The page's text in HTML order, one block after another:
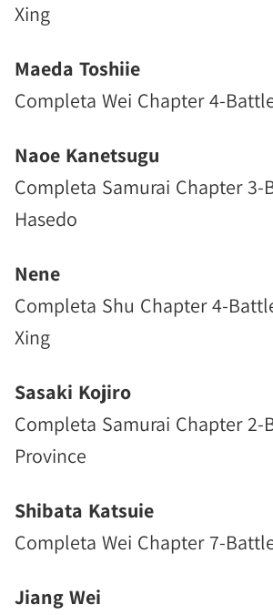
Xing
Maeda Toshiie
Completa Wei Chapter 4-
Naoe Kanetsugu
Completa Samurai Chapter 3-
Hasedo
Nene
Completa Shu Chapter 4-
Xing
Sasaki Kojiro
Completa Samurai Chapter 2-
Province
Shibata Katsuie
Completa Wei Chapter 7-
Jiang Wei